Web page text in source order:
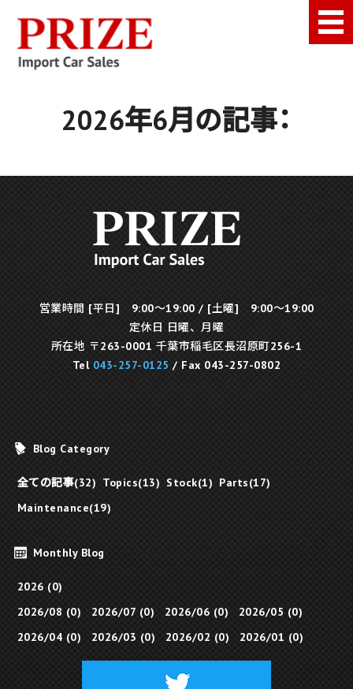
千葉県千葉市にあ
Our Policy
Stock
2026年6月の記事：
営業時間 [平日] 9:00～19:00 / [土曜] 9:00～19:00
定休日 日曜、月曜
所在地 〒263-0001 千葉市稲毛区長沼原町256-1
Tel 043-257-0125 / Fax 043-257-0802
Blog Category
全ての記事(32) Topics(13) Stock(1) Parts(17)
Maintenance(19)
Monthly Blog
2026 (0)
2026/08 (0)
2026/07 (0) 2026/06 (0)
2026/05 (0)
2026/04 (0)
2026/03 (0) 2026/02 (0) 2026/01 (0)